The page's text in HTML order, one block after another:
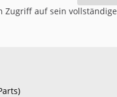
Zugriff auf sein